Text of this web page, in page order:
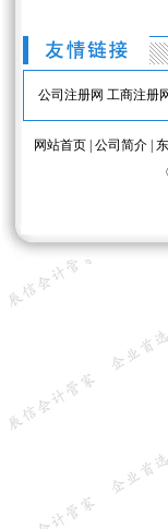
公司注册网 工商注册
网站首页| 公司简介|